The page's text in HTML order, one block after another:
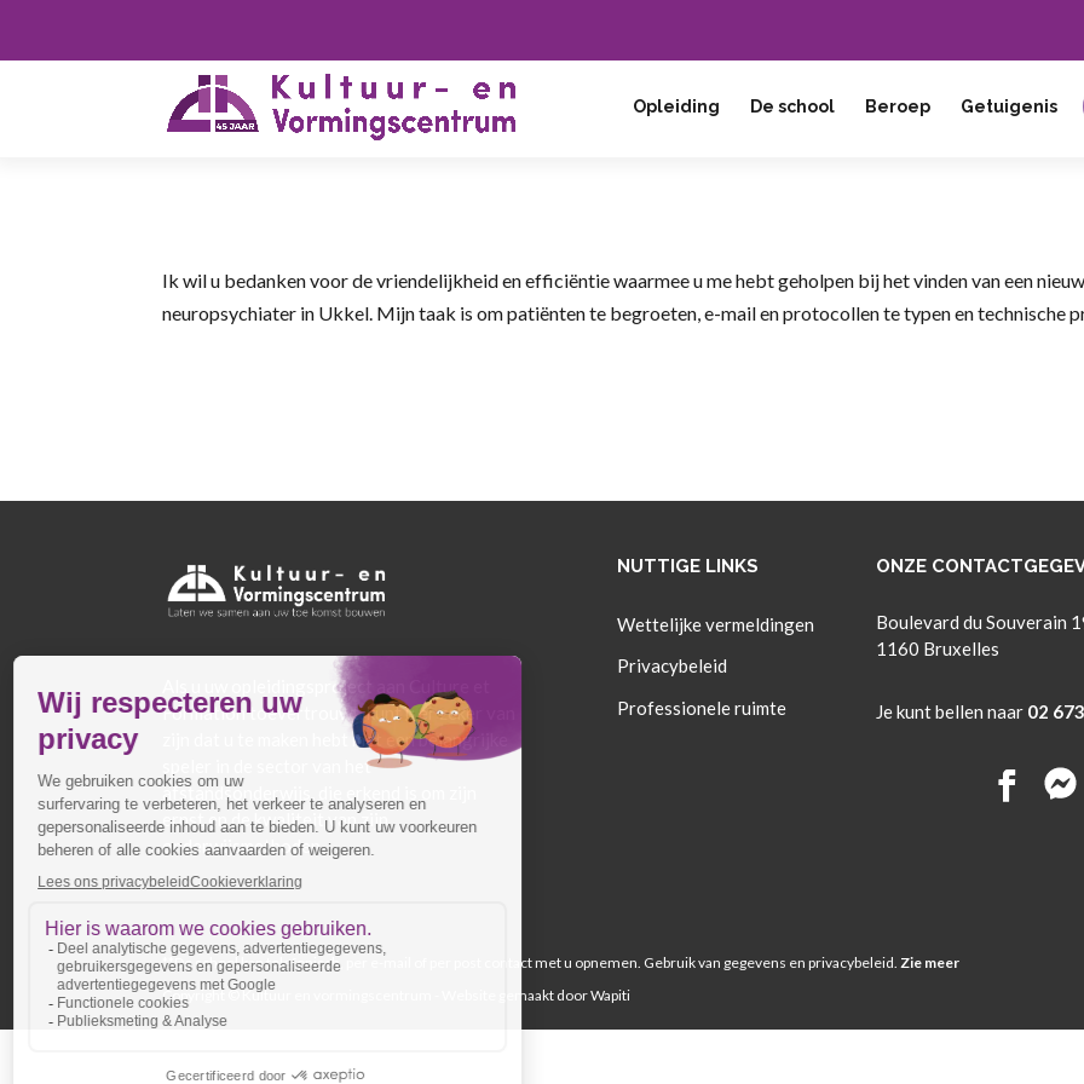
Opleiding De school Beroep Getuigenis
Ik wil u bedanken voor de vriendelijkheid en efficiëntie waarmee u me hebt geholpen bij het vinden van een
neuropsychiater in Ukkel. Mijn taak is om patiënten te begroeten, e-mail en protocollen te typen en technische
Als u uw opleidingsproject aan Culture et
Formation toevertrouwt, kunt u er zeker van
zijn dat u te maken hebt met een belangrijke
speler in de sector van het
afstandsonderwijs, die erkend is om zijn
ernst en de kwaliteit van zijn
onderwijsmethoden.
NUTTIGE LINKS
Wettelijke vermeldingen
Privacybeleid
Professionele ruimte
ONZE
Boulevard du Souverain
1160 Bruxelles
Je kunt bellen naar 02
**De school kan telefonisch, per e-mail of per post contact met u opnemen. Gebruik van gegevens en privacybeleid. Zie meer
Copyright © Kultuur en vormingscentrum - Website gemaakt door Wapiti